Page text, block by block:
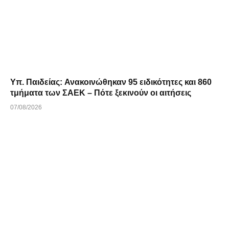
Υπ. Παιδείας: Ανακοινώθηκαν 95 ειδικότητες και 860
τμήματα των ΣΑΕΚ – Πότε ξεκινούν οι αιτήσεις
07/08/2026